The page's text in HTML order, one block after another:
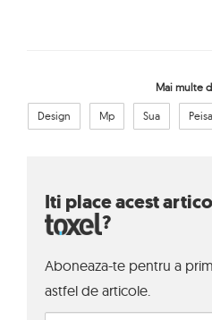
Mai multe
Design Mp Sua
Iti place acest
?
Aboneaza-te pentru a
astfel de articole.